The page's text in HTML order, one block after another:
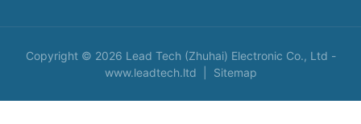
Copyright © 2026 Lead Tech (Zhuhai) Electronic Co., Ltd -
www.leadtech.ltd
Sitemap